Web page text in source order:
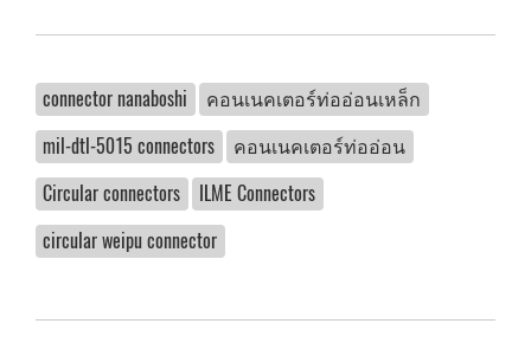
connector nanaboshi
คอนเนคเตอร์ท่ออ่อนเหล็ก
mil-dtl-5015 connectors
คอนเนคเตอร์ท่ออ่อน
Circular connectors
ILME Connectors
circular weipu connector